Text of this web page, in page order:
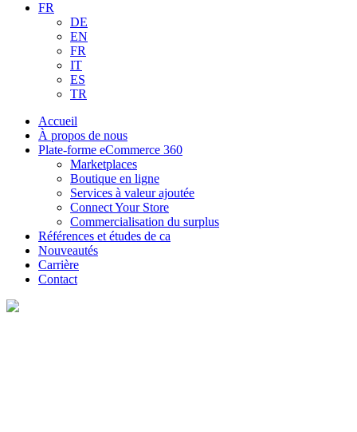
FR
DE
EN
FR
IT
ES
TR
Accueil
À propos de nous
Plate-forme eCommerce 360
Marketplaces
Boutique en ligne
Services à valeur ajoutée
Connect Your Store
Commercialisation du surplus
Références et études de ca
Nouveautés
Carrière
Contact